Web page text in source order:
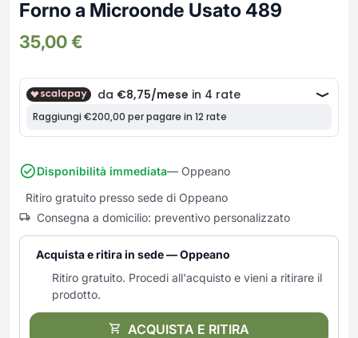
Frullatori
Macchine caffe e capsule
Robot Da Cucina
Sbattitori
Spremiagrumi e Centrifughe
Tostapane
Tritacarne
Tritaverdure elettrici
Utensili da cucina
Yogurtiere
Lampade da parete
Lampade da tavolo
Mobili Ingresso
Scarpiere
SOGGIORNO
Complementi Soggiorno
Sedie e Sgabelli
Soggiorni e Pareti
Tavoli e Tavolini
UFFICIO
Banconi Reception
Mobili per ufficio
Moduli per ufficio
Poltrone Barber Shop
Forno a Microonde Usato 489
35,00€
Disponibilità immediata— Oppeano
Ritiro gratuito presso sede di Oppeano
Consegna a domicilio: preventivo personalizzato
Acquista e ritira in sede — Oppeano
Ritiro gratuito. Procedi all'acquisto e vieni a ritirare il
prodotto.
ACQUISTA E RITIRA